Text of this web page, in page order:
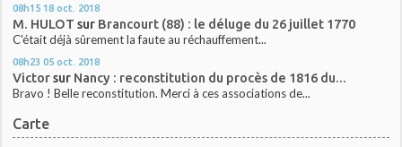
08h15 18 oct. 2018
M. HULOT sur Brancourt (88) : le déluge du 26 juillet 1770
C'était déjà sûrement la faute au réchauffement...
08h23 05 oct. 2018
Victorsur Nancy : reconstitution du procès de 1816 du...
Bravo ! Belle reconstitution. Merci à ces associations de...
Carte